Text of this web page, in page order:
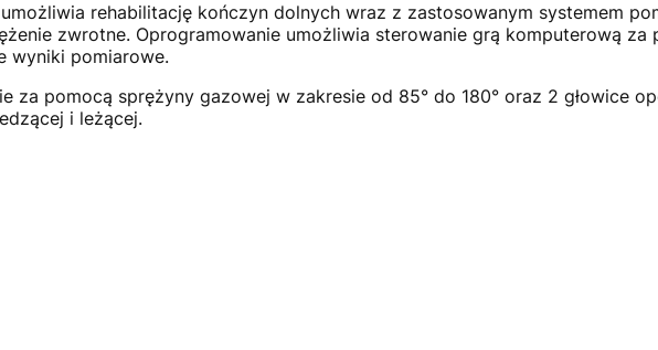
rehabilitację kończyn dolnych wraz z zastosowanym systemem
zwrotne. Oprogramowanie umożliwia sterowanie grą komputerową za
wyniki pomiarowe.
za pomocą sprężyny gazowej w zakresie od 85° do 180° oraz 2 głowice
i leżącej.